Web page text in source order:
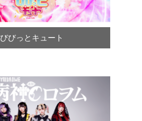
びびっとキュート